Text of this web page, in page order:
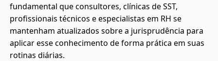
fundamental que consultores, clínicas de SST,
profissionais técnicos e especialistas em RH se
mantenham atualizados sobre a jurisprudência para
aplicar esse conhecimento de forma prática em suas
rotinas diárias.